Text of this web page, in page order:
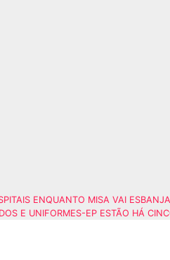
ENQUANTO MISA VAI
E UNIFORMES-EP ESTÃO HÁ